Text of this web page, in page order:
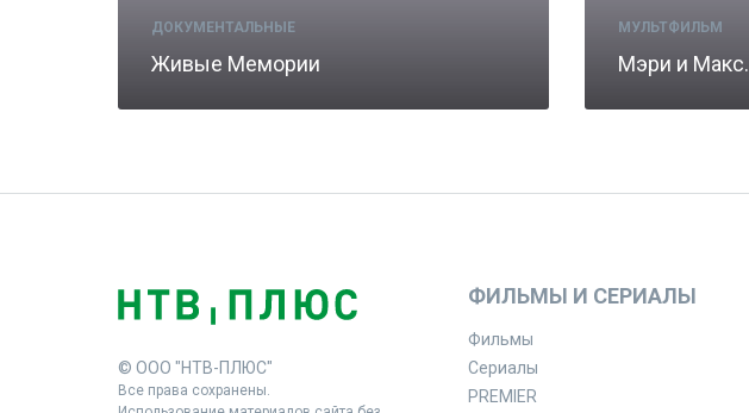
ДОКУМЕНТАЛЬНЫЕ
Живые Мемории
МУЛЬТФИЛЬМ
Мэри и Макс.
© ООО "НТВ-ПЛЮС"
Все права сохранены.
ФИЛЬМЫ И СЕРИАЛЫ
Фильмы
Сериалы
PREMIER